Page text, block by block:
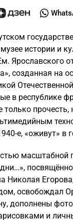
истории и
Ярославского
созданная на
в республике
только
е, «оживут» в
Николая
освобождал
дополнены
и